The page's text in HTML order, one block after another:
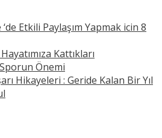
Etkili Paylaşım Yapmak icin 8
Kattıkları
Önemi
Hikayeleri : Geride Kalan Bir Yıl